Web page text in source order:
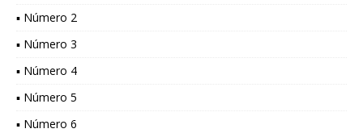
▪ Número 2
▪ Número 3
▪ Número 4
▪ Número 5
▪ Número 6